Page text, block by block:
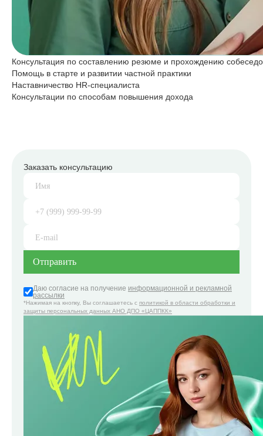
Консультация по составлению резюме и прохождению
Помощь в старте и развитии частной практики
Наставничество HR-специалиста
Консультации по способам повышения дохода
Заказать консультацию
Даю согласие на получение информационной и рекламной
рассылки
*Нажимая на кнопку, Вы соглашаетесь с политикой в области обработки и
защиты персональных данных АНО ДПО «ЦАППКК»